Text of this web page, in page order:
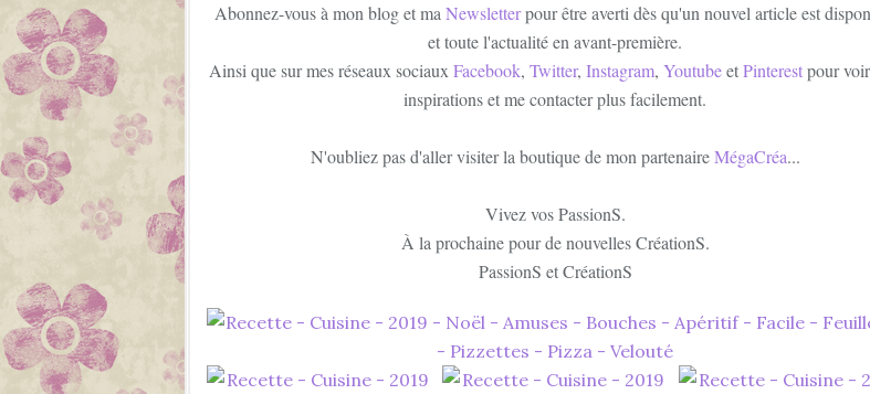
Abonnez-vous à mon blog et maNewsletterpour être averti dès qu'un nouvel article est
et toute l'actualité en avant-première.
Ainsi que sur mes réseaux sociauxFacebook, Twitter, Instagram, YoutubeetPinterestpour
inspirations et me contacter plus facilement.
N'oubliez pas d'aller visiter la boutique de mon partenaireMégaCréa...
Vivez vos PassionS.
À la prochaine pour de nouvelles CréationS.
PassionS et CréationS